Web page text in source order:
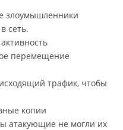
злоумышленники
сеть.
перемещение
трафик, чтобы
копии
атакующие не могли их